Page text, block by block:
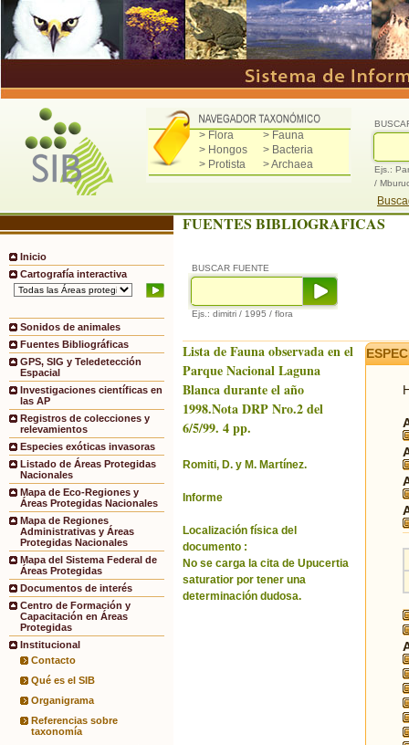
> Flora
> Fauna
> Hongos
> Bacteria
> Protista
> Archaea
Ejs.:
/
Inicio
Cartografía interactiva
Sonidos de animales
Fuentes Bibliográficas
GPS, SIG y Teledetección
Espacial
Investigaciones científicas en
las AP
Registros de colecciones y
relevamientos
Especies exóticas invasoras
Listado de Áreas Protegidas
Nacionales
Mapa de Eco-Regiones y
Áreas Protegidas Nacionales
Mapa de Regiones
Administrativas y Áreas
Protegidas Nacionales
Mapa del Sistema Federal de
Áreas Protegidas
Documentos de interés
Centro de Formación y
Capacitación en Áreas
Protegidas
Institucional
Contacto
Qué es el SIB
Organigrama
Referencias sobre
taxonomía
FUENTES BIBLIOGRAFICAS
BUSCAR FUENTE
Ejs.: dimitri / 1995 / flora
Lista de Fauna observada en el
Parque Nacional Laguna
Blanca durante el año
1998.Nota DRP Nro.2 del
6/5/99. 4 pp.
Romiti, D. y M. Martínez.
Informe
Localización física del
documento :
No se carga la cita de Upucertia
saturatior por tener una
determinación dudosa.